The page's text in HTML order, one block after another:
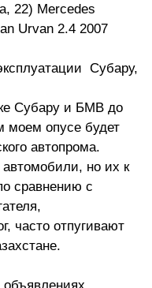
22) Mercedes
Urvan 2.4 2007
Субару,
Субару и БМВ до
моем опусе будет
автопрома.
но их к
сравнению с
часто отпугивают